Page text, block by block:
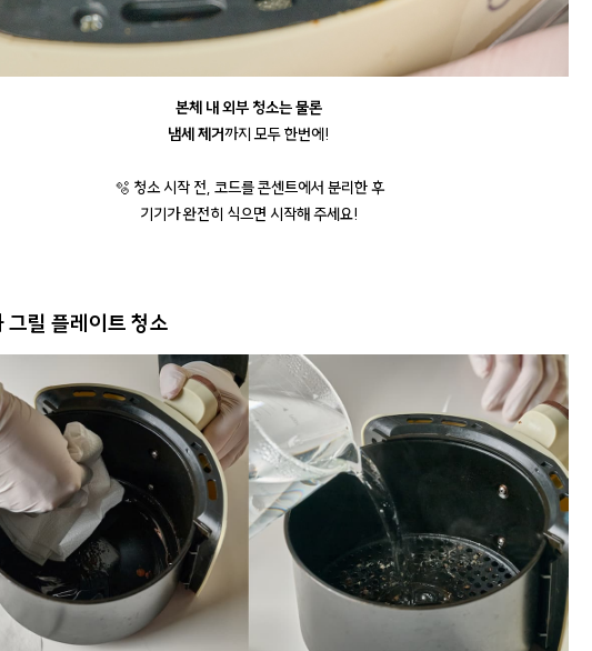
본체 내 외부 청소는 물론
냄세 제거까지 모두 한번에!
🫧 청소 시작 전, 코드를 콘센트에서 분리한 후
기기가 완전히 식으면 시작해 주세요!
그릴 플레이트 청소